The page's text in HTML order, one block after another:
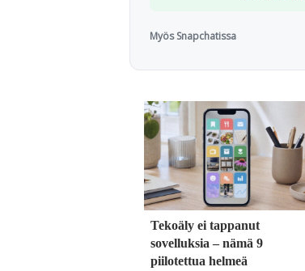
Myös Snapchatissa
Tekoäly ei tappanut
sovelluksia – nämä 9
piilotettua helmeä